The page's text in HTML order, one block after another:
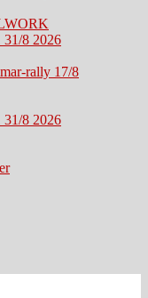
8 2026
rally 17/8
8 2026